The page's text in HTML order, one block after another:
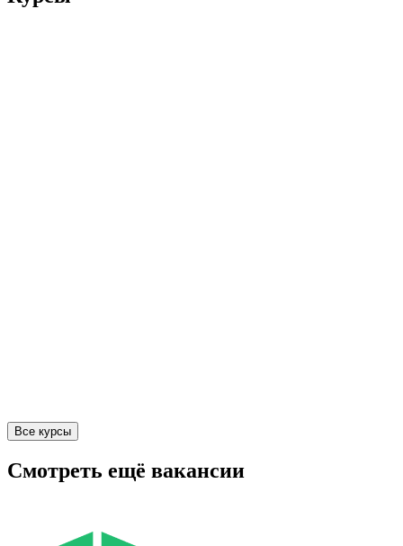
Все курсы
Смотреть ещё вакансии